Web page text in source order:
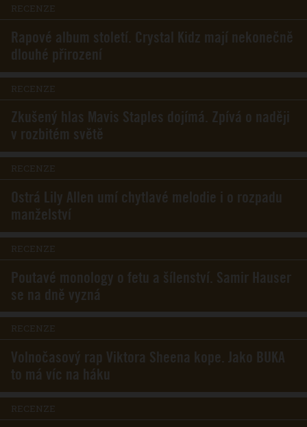
RECENZE
Rapové album století. Crystal Kidz mají nekonečně
dlouhé přirození
RECENZE
Zkušený hlas Mavis Staples dojímá. Zpívá o naději
v rozbitém světě
RECENZE
Ostrá Lily Allen umí chytlavé melodie i o rozpadu
manželství
RECENZE
Poutavé monology o fetu a šílenství. Samir Hauser
se na dně vyzná
RECENZE
Volnočasový rap Viktora Sheena kope. Jako BUKA
to má víc na háku
RECENZE